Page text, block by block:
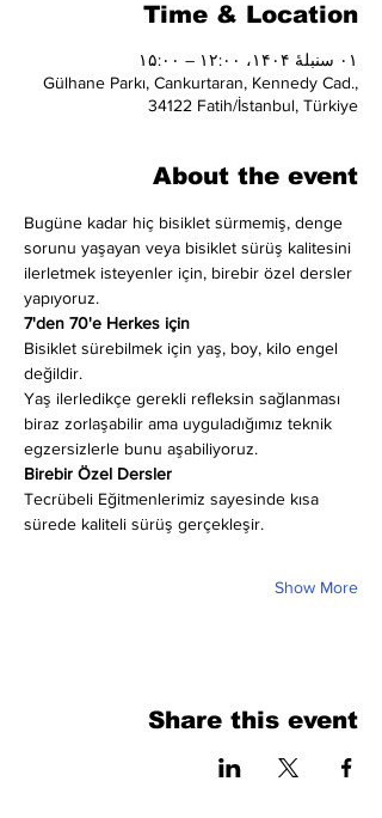
Time & Location
۰۱ سنبلهٔ ۱۴۰۴، ۱۲:۰۰ – ۱۵:۰۰
Gülhane Parkı, Cankurtaran, Kennedy Cad.,
34122 Fatih/İstanbul, Türkiye
About the event
Bugüne kadar hiç bisiklet sürmemiş, denge
sorunu yaşayan veya bisiklet sürüş kalitesini
ilerletmek isteyenler için, birebir özel dersler
yapıyoruz.
7'den 70'e Herkes için
Bisiklet sürebilmek için yaş, boy, kilo engel
değildir.
Yaş ilerledikçe gerekli refleksin sağlanması
biraz zorlaşabilir ama uyguladığımız teknik
egzersizlerle bunu aşabiliyoruz.
Birebir Özel Dersler
Tecrübeli Eğitmenlerimiz sayesinde kısa
sürede kaliteli sürüş gerçekleşir.
Show More
Share this event